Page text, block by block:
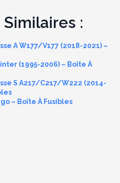
:
A W177/V177 (2018-2021) –
(1995-2006) – Boîte À
S A217/C217/W222 (2014-
– Boîte À Fusibles